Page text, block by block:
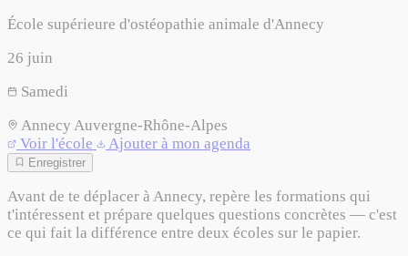
École supérieure d'ostéopathie animale d'Annecy
26 juin
Samedi
Annecy Auvergne-Rhône-Alpes
Voir l'école
Ajouter à mon agenda
Enregistrer
Avant de te déplacer à Annecy, repère les formations qui
t'intéressent et prépare quelques questions concrètes — c'est
ce qui fait la différence entre deux écoles sur le papier.